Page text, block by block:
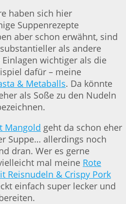
haben sich hier
Suppenrezepte
aber schon erwähnt, sind
als andere
wichtiger als die
dafür – meine
& Metaballs. Da könnte
als Soße zu den Nudeln
Mangold geht da schon eher
Suppe… allerdings noch
dran. Wer es gerne
mal meine Rote
Reisnudeln & Crispy Pork
einfach super lecker und